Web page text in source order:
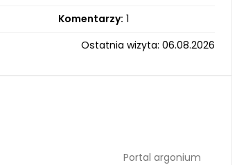
Komentarzy: 1
Ostatnia wizyta: 06.08.2026
Portal argonium